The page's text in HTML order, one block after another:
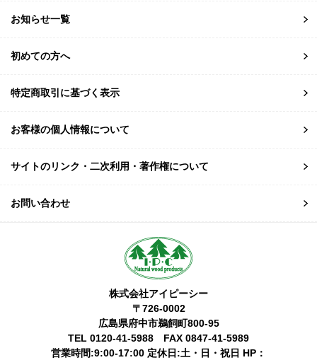
お知らせ一覧
初めての方へ
特定商取引に基づく表示
お客様の個人情報について
サイトのリンク・二次利用・著作権について
お問い合わせ
株式会社アイピーシー
〒726-0002
広島県府中市鵜飼町800-95
TEL 0120-41-5988 FAX 0847-41-5989
営業時間:9:00-17:00 定休日:土・日・祝日 HP：